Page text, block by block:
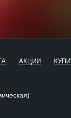
АКЦИИ